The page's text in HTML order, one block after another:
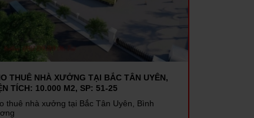
THUÊ NHÀ XƯỞNG TẠI BẮC TÂN UYÊN,
TÍCH: 10.000 M2, SP: 51-25
thuê nhà xưởng tại Bắc Tân Uyên, Bình